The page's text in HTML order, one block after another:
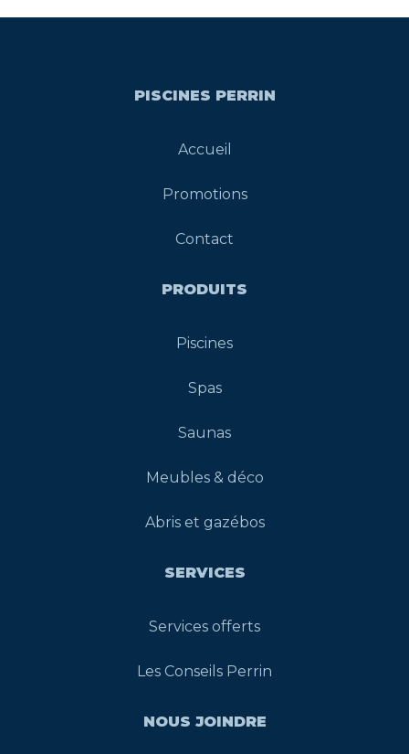
PISCINES PERRIN
Accueil
Promotions
Contact
PRODUITS
Piscines
Spas
Saunas
Meubles & déco
Abris et gazébos
SERVICES
Services offerts
Les Conseils Perrin
NOUS JOINDRE